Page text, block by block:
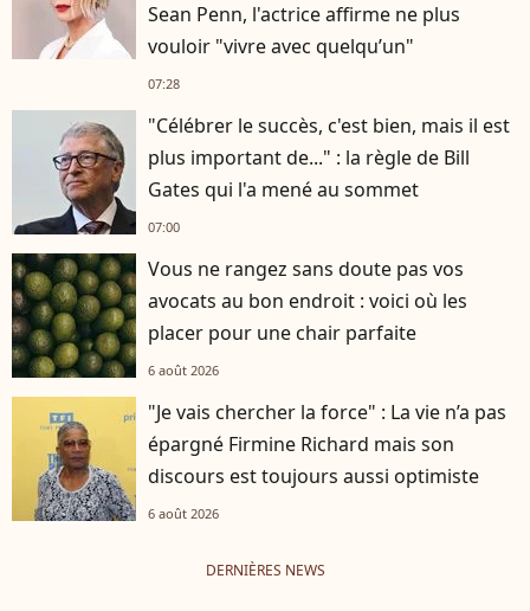
Sean Penn, l'actrice affirme ne plus
vouloir "vivre avec quelqu’un"
07:28
"Célébrer le succès, c'est bien, mais il est
plus important de..." : la règle de Bill
Gates qui l'a mené au sommet
07:00
Vous ne rangez sans doute pas vos
avocats au bon endroit : voici où les
placer pour une chair parfaite
6 août 2026
"Je vais chercher la force" : La vie n’a pas
épargné Firmine Richard mais son
discours est toujours aussi optimiste
6 août 2026
DERNIÈRES NEWS